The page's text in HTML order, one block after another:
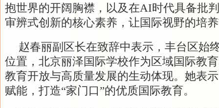
抱世界的开阔胸襟，以及在AI时代具备批
审辨式创新的核心素养，让国际视野的培
赵春丽副区长在致辞中表示，丰台区始
位置，北京丽泽国际学校作为区域国际教
教育开放与高质量发展的生动体现。她表
赋能，打造“家门口”的优质国际教育。